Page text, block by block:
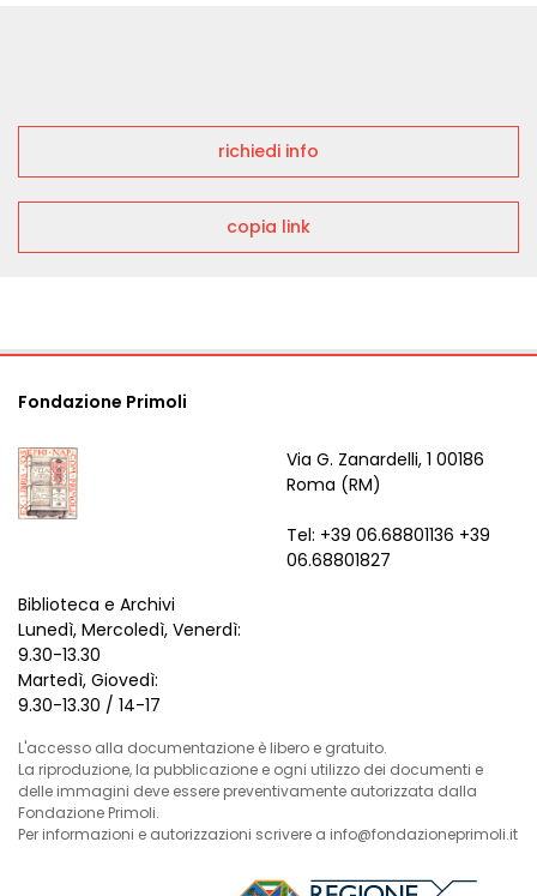
richiedi info
copia link
Fondazione Primoli
Via G. Zanardelli, 1 00186
Roma (RM)
Tel: +39 06.68801136 +39
06.68801827
Biblioteca e Archivi
Lunedì, Mercoledì, Venerdì:
9.30-13.30
Martedì, Giovedì:
9.30-13.30 / 14-17
L'accesso alla documentazione è libero e gratuito.
La riproduzione, la pubblicazione e ogni utilizzo dei documenti e
delle immagini deve essere preventivamente autorizzata dalla
Fondazione Primoli.
Per informazioni e autorizzazioni scrivere a info@fondazioneprimoli.it